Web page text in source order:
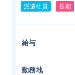
派遣社員 長期
給与
勤務地